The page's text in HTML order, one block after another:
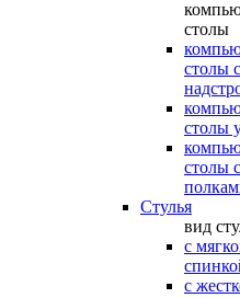
столы
столы с
столы
столы с
Стулья
вид
с
с